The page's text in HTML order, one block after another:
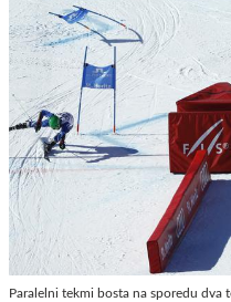
Paralelni tekmi bosta na sporedu dva